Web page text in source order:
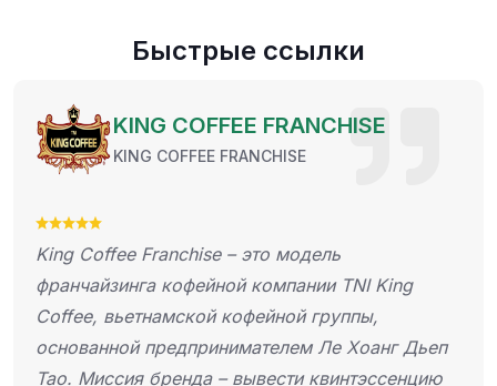
Быстрые ссылки
FRANCHISE
модель
TNI King
группы,
Ле Хоанг Дьеп
квинтэссенцию
KING
King Coffee —
из Вьетнама,
момента своего
укрепил свои позиции
карте, следуя